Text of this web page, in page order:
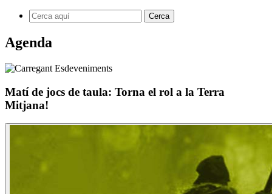
Agenda
Matí de jocs de taula: Torna el rol a la Terra
Mitjana!